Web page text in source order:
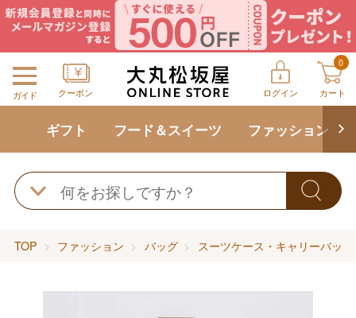
ガイド クーポン ログイン
0
カート
ギフト フード＆スイーツ ファッション
TOP ファッション バッグ スーツケース・キャリーバッグ